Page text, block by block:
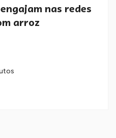
nas redes
arroz